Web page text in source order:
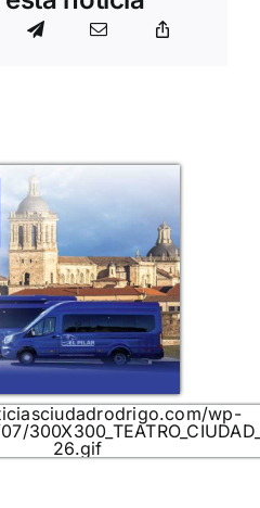
wp-
26.gif